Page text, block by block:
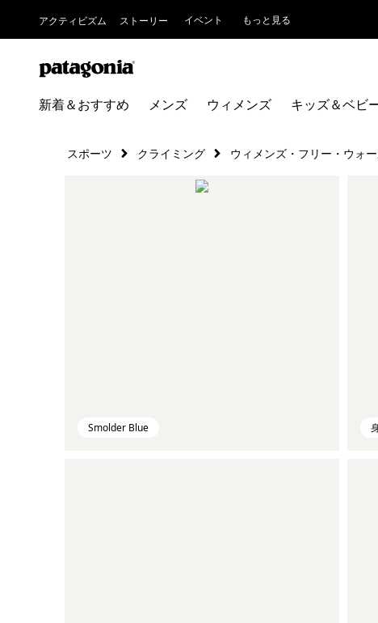
アクティビズム ストーリー イベント もっと見る
新着＆おすすめ メンズ ウィメンズ キッズ＆ベビ
スポーツ クライミング ウィメンズ・フリー・ウォ
Smolder Blue